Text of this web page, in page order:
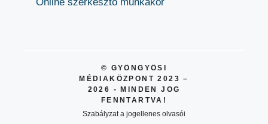
© GYÖNGYÖSI
MÉDIAKÖZPONT 2023 –
2026 - MINDEN JOG
FENNTARTVA!
Szabályzat a jogellenes olvasói